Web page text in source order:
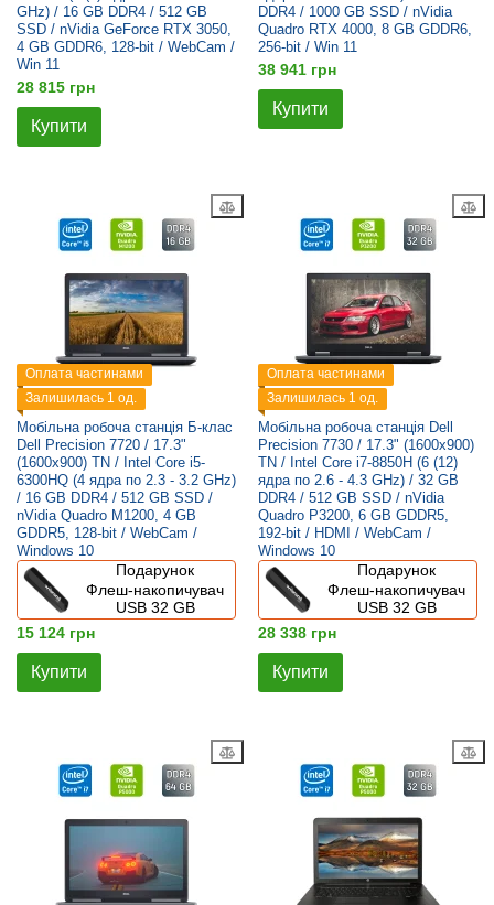
GHz) / 16 GB DDR4 / 512 GB
SSD / nVidia GeForce RTX 3050,
4 GB GDDR6, 128-bit / WebCam /
Win 11
28 815 грн
Купити
DDR4 / 1000 GB SSD / nVidia
Quadro RTX 4000, 8 GB GDDR6,
256-bit / Win 11
38 941 грн
Купити
Оплата частинами
Залишилась 1 од.
Мобільна робоча станція Б-клас
Dell Precision 7720 / 17.3"
(1600x900) TN / Intel Core i5-
6300HQ (4 ядра по 2.3 - 3.2 GHz)
/ 16 GB DDR4 / 512 GB SSD /
nVidia Quadro M1200, 4 GB
GDDR5, 128-bit / WebCam /
Windows 10
Подарунок
Флеш-накопичувач
USB 32 GB
15 124 грн
Купити
Оплата частинами
Залишилась 1 од.
Мобільна робоча станція Dell
Precision 7730 / 17.3" (1600x900)
TN / Intel Core i7-8850H (6 (12)
ядра по 2.6 - 4.3 GHz) / 32 GB
DDR4 / 512 GB SSD / nVidia
Quadro P3200, 6 GB GDDR5,
192-bit / HDMI / WebCam /
Windows 10
Подарунок
Флеш-накопичувач
USB 32 GB
28 338 грн
Купити